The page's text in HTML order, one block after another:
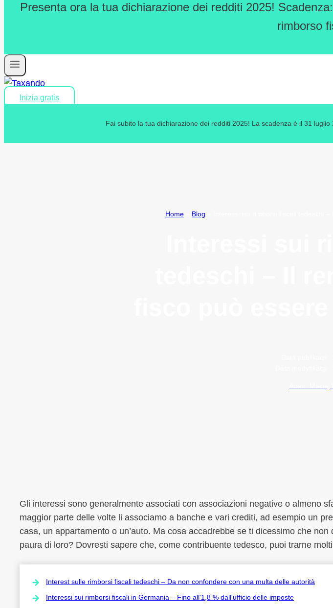
Presenta ora la tua dichiarazione dei redditi 2025!
rimborso
Inizia gratis
Fai subito la tua dichiarazione dei redditi 2025! La scadenza è il 31
Home Blog
Gli interessi sono generalmente associati con associazioni negative o almeno
maggior parte delle volte li associamo a banche e vari crediti, ad esempio un
casa, un appartamento o un’auto. Ma cosa accadrebbe se ti dicessimo che non
paura di loro? Dovresti sapere che, come contribuente tedesco, puoi trarne
Interest sulle rimborsi fiscali tedeschi – Da non confondere con una multa delle autorità
Interessi sui rimborsi fiscali in Germania – Fino all'1,8 % dall'ufficio delle imposte